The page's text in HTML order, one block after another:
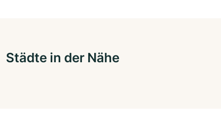
Städte in der Nähe